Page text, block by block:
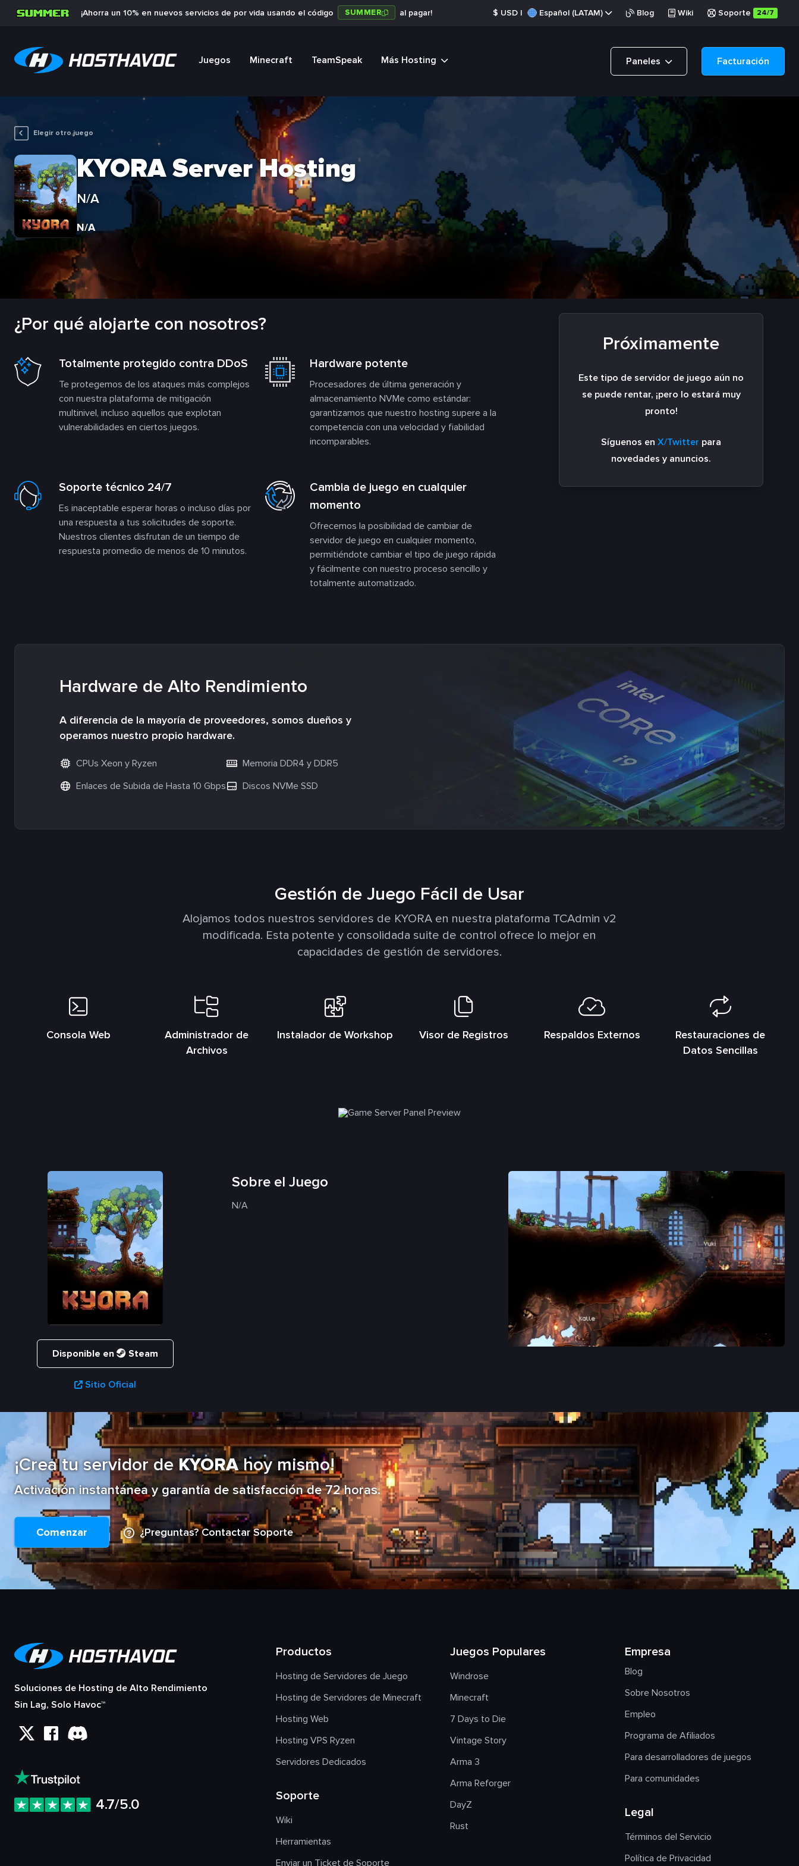
¡Ahorra un 10% en nuevos servicios de por vida usando el código SUMMER al pagar! $ USD | Español (LATAM) Blog Wiki Soporte 24/7
Juegos Minecraft TeamSpeak Más Hosting Paneles Facturación
Elegir otro juego
KYORA Server Hosting
N/A
N/A
¿Por qué alojarte con nosotros?
Totalmente protegido contra DDoS
Te protegemos de los ataques más complejos
con nuestra plataforma de mitigación
multinivel, incluso aquellos que explotan
vulnerabilidades en ciertos juegos.
Hardware potente
Procesadores de última generación y
almacenamiento NVMe como estándar:
garantizamos que nuestro hosting supere a la
competencia con una velocidad y fiabilidad
incomparables.
Soporte técnico 24/7
Es inaceptable esperar horas o incluso días por
una respuesta a tus solicitudes de soporte.
Nuestros clientes disfrutan de un tiempo de
respuesta promedio de menos de 10 minutos.
Cambia de juego en cualquier
momento
Ofrecemos la posibilidad de cambiar de
servidor de juego en cualquier momento,
permitiéndote cambiar el tipo de juego rápida
y fácilmente con nuestro proceso sencillo y
totalmente automatizado.
Próximamente
Este tipo de servidor de juego aún no
se puede rentar, ¡pero lo estará muy
pronto!
Síguenos en X/Twitter para
novedades y anuncios.
Hardware de Alto Rendimiento
A diferencia de la mayoría de proveedores, somos dueños y
operamos nuestro propio hardware.
CPUs Xeon y Ryzen
Memoria DDR4 y DDR5
Enlaces de Subida de Hasta 10 Gbps
Discos NVMe SSD
Gestión de Juego Fácil de Usar
Alojamos todos nuestros servidores de KYORA en nuestra plataforma TCAdmin v2
modificada. Esta potente y consolidada suite de control ofrece lo mejor en
capacidades de gestión de servidores.
Consola Web
Administrador de
Archivos
Instalador de Workshop Visor de Registros Respaldos Externos
Restauraciones de
Datos Sencillas
Disponible en Steam
Sitio Oficial
Sobre el Juego
N/A
¡Crea tu servidor de KYORAhoy mismo!
Activación instantánea y garantía de satisfacción de 72 horas.
Comenzar ¿Preguntas? Contactar Soporte
Soluciones de Hosting de Alto Rendimiento
Sin Lag, Solo Havoc™
4.7/5.0
Productos
Hosting de Servidores de Juego
Hosting de Servidores de Minecraft
Hosting Web
Hosting VPS Ryzen
Servidores Dedicados
Soporte
Wiki
Herramientas
Enviar un Ticket de Soporte
Juegos Populares
Windrose
Minecraft
7 Days to Die
Vintage Story
Arma 3
Arma Reforger
DayZ
Rust
Empresa
Blog
Sobre Nosotros
Empleo
Programa de Afiliados
Para desarrolladores de juegos
Para comunidades
Legal
Términos del Servicio
Política de Privacidad